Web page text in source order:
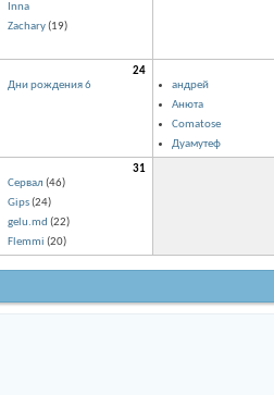
Inna
Zachary(19)
24
Дни рождения 6
aндрей
Анюта
Comatose
Дуамутеф
31
Сервал (46)
Gips(24)
gelu.md (22)
Flemmi (20)